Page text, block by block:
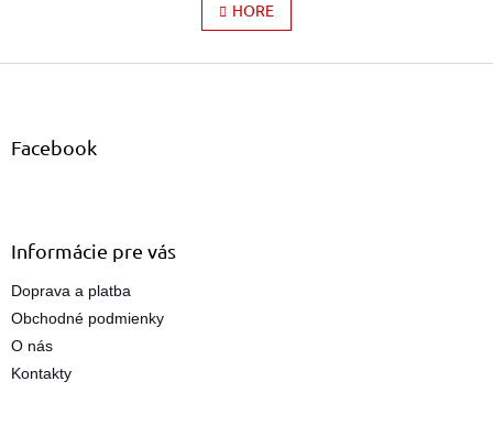
l
á
n
k
v
HORE
Z
Facebook
Informácie pre vás
Doprava a platba
Obchodné podmienky
O nás
Kontakty